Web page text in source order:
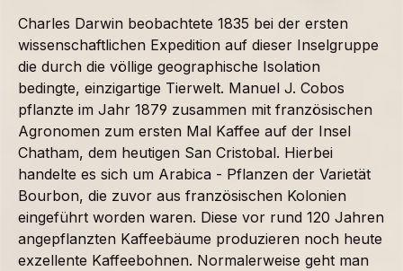
Charles Darwin beobachtete 1835 bei der ersten
wissenschaftlichen Expedition auf dieser Inselgruppe
die durch die völlige geographische Isolation
bedingte, einzigartige Tierwelt. Manuel J. Cobos
pflanzte im Jahr 1879 zusammen mit französischen
Agronomen zum ersten Mal Kaffee auf der Insel
Chatham, dem heutigen San Cristobal. Hierbei
handelte es sich um Arabica - Pflanzen der Varietät
Bourbon, die zuvor aus französischen Kolonien
eingeführt worden waren. Diese vor rund 120 Jahren
angepflanzten Kaffeebäume produzieren noch heute
exzellente Kaffeebohnen. Normalerweise geht man